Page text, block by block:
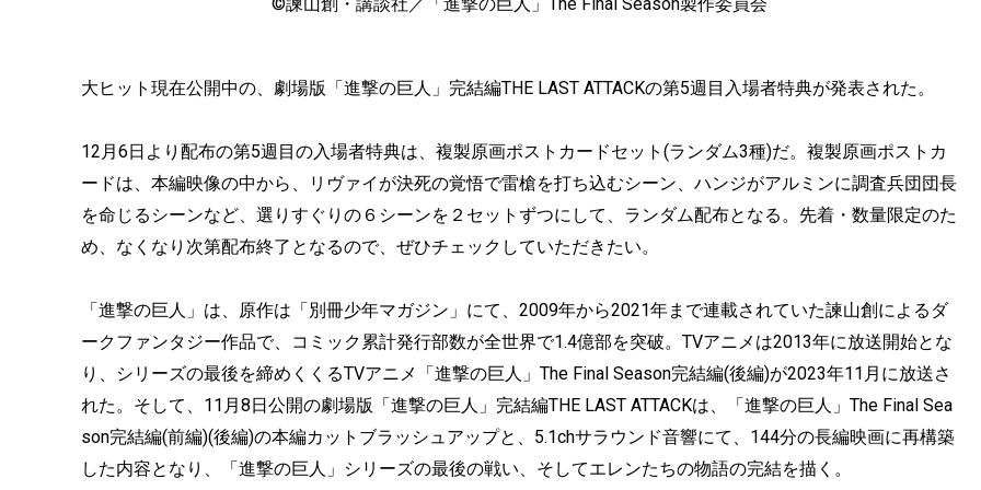
大ヒット現在公開中の、劇場版「進撃の巨人」完結編THE LAST ATTACKの第5週目入場者特典が発表された。
12月6日より配布の第5週目の入場者特典は、複製原画ポストカードセット(ランダム3種)だ。複製原画ポストカ
ードは、本編映像の中から、リヴァイが決死の覚悟で雷槍を打ち込むシーン、ハンジがアルミンに調査兵団団長
を命じるシーンなど、選りすぐりの６シーンを２セットずつにして、ランダム配布となる。先着・数量限定のた
め、なくなり次第配布終了となるので、ぜひチェックしていただきたい。
「進撃の巨人」は、原作は「別冊少年マガジン」にて、2009年から2021年まで連載されていた諫山創によるダ
ークファンタジー作品で、コミック累計発行部数が全世界で1.4億部を突破。TVアニメは2013年に放送開始とな
り、シリーズの最後を締めくくるTVアニメ「進撃の巨人」The Final Season完結編(後編)が2023年11月に放送さ
れた。そして、11月8日公開の劇場版「進撃の巨人」完結編THE LAST ATTACKは、「進撃の巨人」The Final Sea
son完結編(前編)(後編)の本編カットブラッシュアップと、5.1chサラウンド音響にて、144分の長編映画に再構築
した内容となり、「進撃の巨人」シリーズの最後の戦い、そしてエレンたちの物語の完結を描く。